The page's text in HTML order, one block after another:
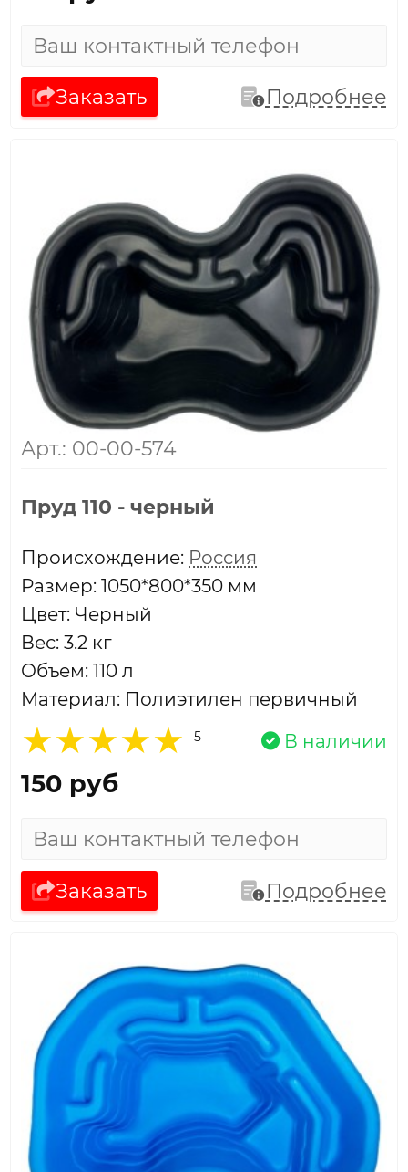
Заказать Подробнее
Арт.: 00-00-574
Пруд 110 - черный
Проиcхождение: Россия
Размер: 1050*800*350 мм
Цвет: Черный
Вес: 3.2 кг
Объем: 110 л
Материал: Полиэтилен первичный
5 В наличии
150 руб
Заказать Подробнее